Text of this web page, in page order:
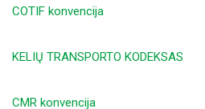
COTIF konvencija
KELIŲ TRANSPORTO KODEKSAS
CMR konvencija